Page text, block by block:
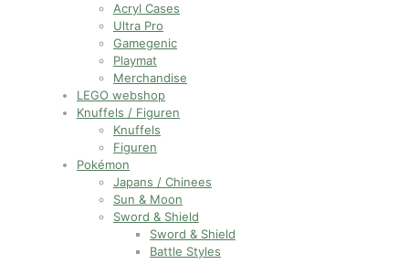
Acryl Cases
Ultra Pro
Gamegenic
Playmat
Merchandise
LEGO webshop
Knuffels / Figuren
Knuffels
Figuren
Pokémon
Japans / Chinees
Sun & Moon
Sword & Shield
Sword & Shield
Battle Styles